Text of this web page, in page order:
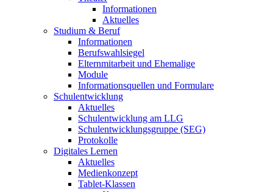
Informationen
Aktuelles
Studium & Beruf
Informationen
Berufswahlsiegel
Elternmitarbeit und Ehemalige
Module
Informationsquellen und Formulare
Schulentwicklung
Aktuelles
Schulentwicklung am LLG
Schulentwicklungsgruppe (SEG)
Protokolle
Digitales Lernen
Aktuelles
Medienkonzept
Tablet-Klassen